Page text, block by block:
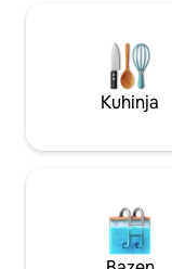
godišnjice,
posvećene
selu za pamćenje.
Kuhinja